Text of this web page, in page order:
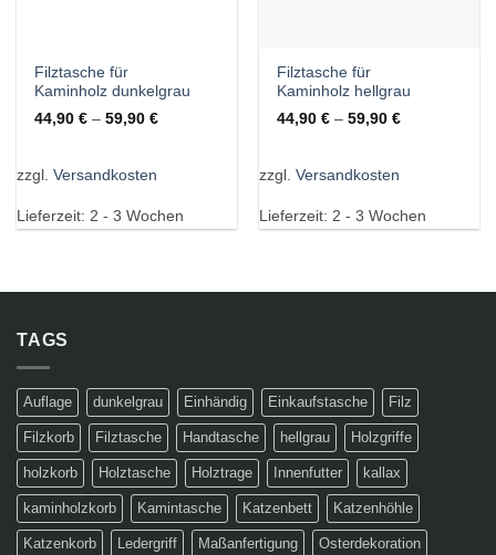
Filztasche für
Kaminholz dunkelgrau
44,90€ –59,90€
zzgl. Versandkosten
Lieferzeit: 2 - 3 Wochen
Filztasche für
Kaminholz hellgrau
44,90€ –59,90€
zzgl. Versandkosten
Lieferzeit: 2 - 3 Wochen
TAGS
Auflage dunkelgrau Einhändig Einkaufstasche Filz
Filzkorb Filztasche Handtasche hellgrau Holzgriffe
holzkorb Holztasche Holztrage Innenfutter kallax
kaminholzkorb Kamintasche Katzenbett Katzenhöhle
Katzenkorb Ledergriff Maßanfertigung Osterdekoration